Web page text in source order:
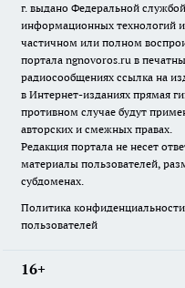
г. выдано Федеральной
информационных технологий
частичном или полном
портала ngnovoros.ru в
радиосообщениях ссылка на
в Интернет-изданиях прямая
противном случае будут
авторских и смежных правах.
Редакция портала не несет
материалы пользователей,
субдоменах.
Политика
пользователей
16+